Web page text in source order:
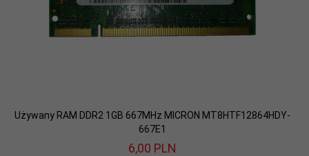
Używany RAM DDR2 1GB 667MHz MICRON MT8HTF12864HDY-
667E1
6,00 PLN